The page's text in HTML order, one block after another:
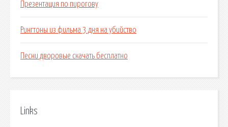
Презентация по пирогову
Рингтоны из фильма 3 дня на убийство
Песни дворовые скачать бесплатно
Links